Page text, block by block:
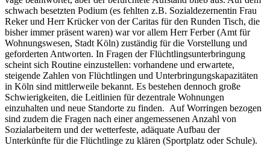
schwach besetzten Podium (es fehlten z.B. Sozialdezernentin Frau
Reker und Herr Krücker von der Caritas für den Runden Tisch, die
bisher immer präsent waren) war vor allem Herr Ferber (Amt für
Wohnungswesen, Stadt Köln) zuständig für die Vorstellung und
geforderten Antworten. In Fragen der Flüchtlingsunterbringung
scheint sich Routine einzustellen: vorhandene und erwartete,
steigende Zahlen von Flüchtlingen und Unterbringungskapazitäten
in Köln sind mittlerweile bekannt. Es bestehen dennoch große
Schwierigkeiten, die Leitlinien für dezentrale Wohnungen
einzuhalten und neue Standorte zu finden. Auf Worringen bezogen
sind zudem die Fragen nach einer angemessenen Anzahl von
Sozialarbeitern und der wetterfeste, adäquate Aufbau der
Unterkünfte für die Flüchtlinge zu klären (Sportplatz oder Schule).